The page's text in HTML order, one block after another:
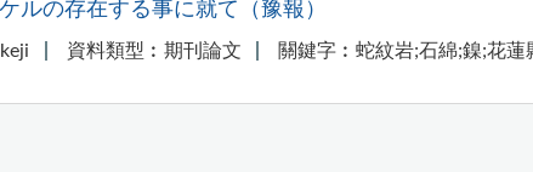
ルの存在する事に就て（豫報）
資料類型︰期刊論文 關鍵字︰蛇紋岩;石綿;鎳;花